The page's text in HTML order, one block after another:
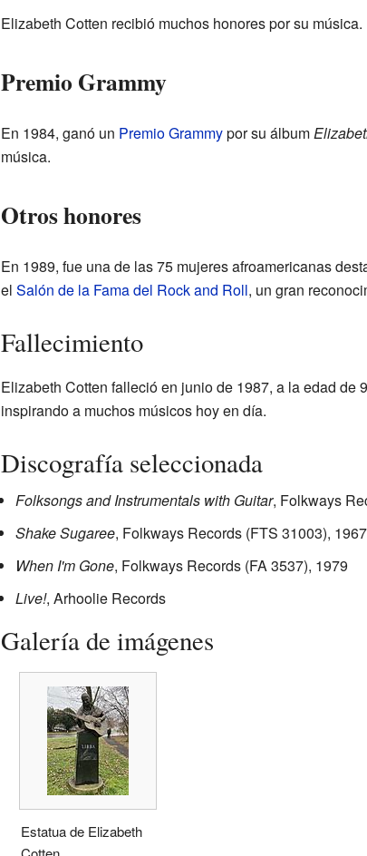
Elizabeth Cotten recibió muchos honores por su música.
Premio Grammy
En 1984, ganó un Premio Grammypor su álbum
música.
Otros honores
En 1989, fue una de las 75 mujeres afroamericanas
el Salón de la Fama del Rock and Roll, un gran
Fallecimiento
Elizabeth Cotten falleció en junio de 1987, a la edad de
inspirando a muchos músicos hoy en día.
Discografía seleccionada
Folksongs and Instrumentals with Guitar, Folkways
Shake Sugaree, Folkways Records (FTS 31003), 1967
When I'm Gone, Folkways Records (FA 3537), 1979
Live!, Arhoolie Records
Galería de imágenes
Estatua de Elizabeth